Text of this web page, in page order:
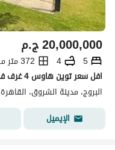
ج.م20,000,000
5
4
372 متر مربع
البروج، مدينة الشروق، القاهرة
الإيميل